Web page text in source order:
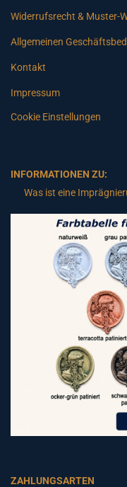
Widerrufsrecht & Muster-
Allgemeinen
Kontakt
Impressum
Cookie Einstellungen
INFORMATIONEN ZU:
Was ist eine
ZAHLUNGSARTEN